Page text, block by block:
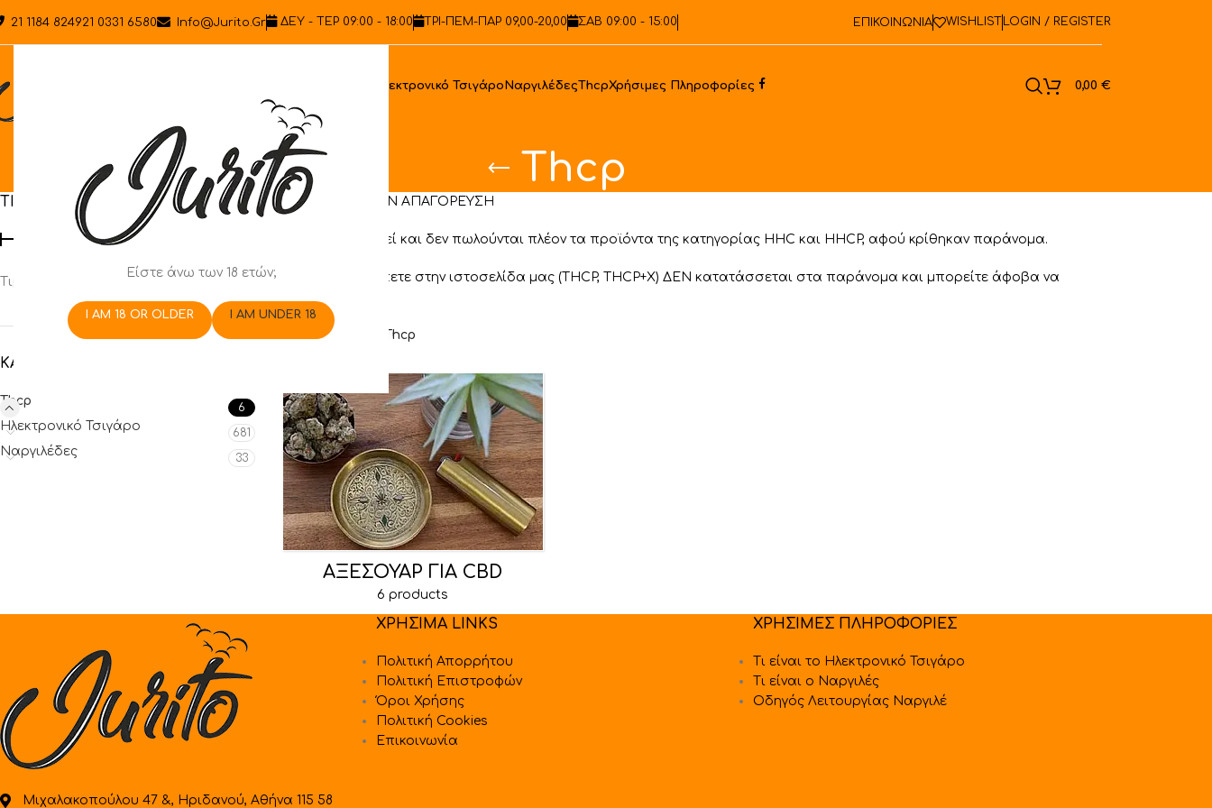
Είστε άνω των 18 ετών;
I AM 18 OR OLDER I AM UNDER 18
21 1184 824921 0331 6580 Info@jurito.gr ΔΕΥ - ΤΕΡ 09:00 - 18:00 ΤΡΙ-ΠΕΜ-ΠΑΡ 09,00-20,00 ΣΑΒ 09:00 - 15:00 ΕΠΙΚΟΙΝΩΝΙΑ WISHLIST LOGIN / REGISTER
Ηλεκτρονικό Τσιγάρο ΝαργιλέδεςThcpΧρήσιμες Πληροφορίες 0,00 €
Thcp
ΤΙΜΗ
Τιμή:
ΚΑΤΗΓΟΡΊΕΣ ΠΡΟΪΌΝΤΩΝ
Thcp 6
Ηλεκτρονικό Τσιγάρο 681
Ναργιλέδες 33
ΣΧΕΤΙΚΑ ΜΕ ΤΗΝ ΑΠΑΓΟΡΕΥΣΗ
Έχουν αφαιρεθεί και δεν πωλούνται πλέον τα προϊόντα της κατηγορίας HHC και HHCP, αφού κρίθηκαν παράνομα.
Οτιδήποτε βλέπετε στην ιστοσελίδα μας (THCP, THCP+X) ΔΕΝ κατατάσσεται στα παράνομα και μπορείτε άφοβα να
Αρχική σελίδα Thcp
ΑΞΕΣΟΥΆΡ ΓΙΑ CBD
6 products
Μιχαλακοπούλου 47 &, Ηριδανού, Αθήνα 115 58
ΧΡΗΣΙΜΑ LINKS
Πολιτική Απορρήτου
Πολιτική Επιστροφών
Όροι Χρήσης
Πολιτική Cookies
Επικοινωνία
ΧΡΗΣΙΜΕΣ ΠΛΗΡΟΦΟΡΙΕΣ
Τι είναι το Ηλεκτρονικό Τσιγάρο
Τι είναι ο Ναργιλές
Οδηγός Λειτουργίας Ναργιλέ